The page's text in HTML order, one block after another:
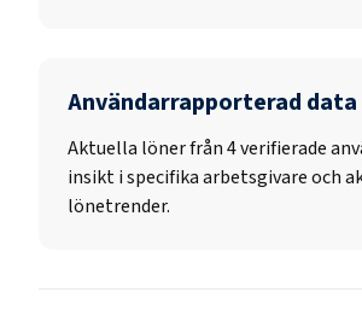
Användarrapporterad data
Aktuella löner från 4 verifierade
insikt i specifika arbetsgivare och
lönetrender.